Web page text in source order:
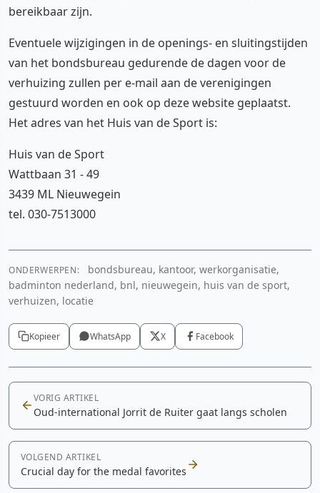
bereikbaar zijn.
Eventuele wijzigingen in de openings- en sluitingstijden
van het bondsbureau gedurende de dagen voor de
verhuizing zullen per e-mail aan de verenigingen
gestuurd worden en ook op deze website geplaatst.
Het adres van het Huis van de Sport is:
Huis van de Sport
Wattbaan 31 - 49
3439 ML Nieuwegein
tel. 030-7513000
ONDERWERPEN:
bondsbureau, kantoor, werkorganisatie,
badminton nederland, bnl, nieuwegein, huis van de sport,
verhuizen, locatie
Kopieer WhatsApp X Facebook
VORIG ARTIKEL
Oud-international Jorrit de Ruiter gaat langs scholen
VOLGEND ARTIKEL
Crucial day for the medal favorites